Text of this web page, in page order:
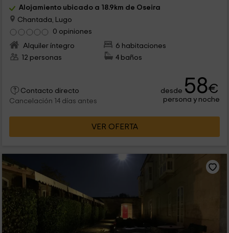
Alojamiento ubicado a 18.9km de Oseira
Chantada, Lugo
0 opiniones
Alquiler íntegro
6 habitaciones
12 personas
4 baños
Contacto directo
Cancelación 14 días antes
desde 58€
persona y noche
VER OFERTA